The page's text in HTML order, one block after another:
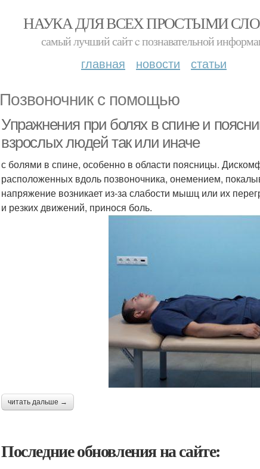
НАУКА ДЛЯ ВСЕХ ПРОСТЫМИ
самый лучший сайт c познавательной
главная новости статьи
Позвоночник с помощью
Упражнения при болях в спине и
взрослых людей так или иначе
с болями в спине, особенно в области поясницы.
расположенных вдоль позвоночника, онемением,
напряжение возникает из-за слабости мышц или их
и резких движений, принося боль.
читать дальше →
Последние обновления на сайте: